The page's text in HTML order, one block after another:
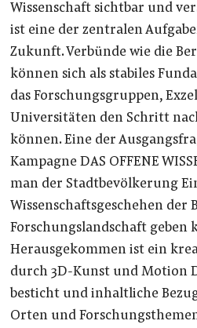
Wissenschaft sichtbar und
ist eine der zentralen
Zukunft. Verbünde wie die
können sich als stabiles
das Forschungsgruppen,
Universitäten den Schritt
können. Eine der
Kampagne DAS OFFENE
man der Stadtbevölkerung
Wissenschaftsgeschehen der
Forschungslandschaft geben
Herausgekommen ist ein
durch 3D-Kunst und Motion
besticht und inhaltliche
Orten und